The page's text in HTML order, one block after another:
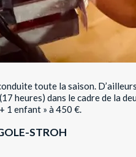
toute la saison. D’ailleurs,
heures) dans le cadre de la
1 enfant » à 450 €.
STROH